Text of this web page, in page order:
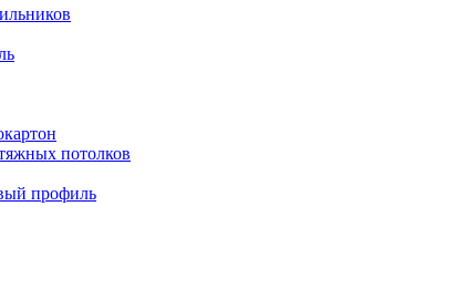
потолков
профиль